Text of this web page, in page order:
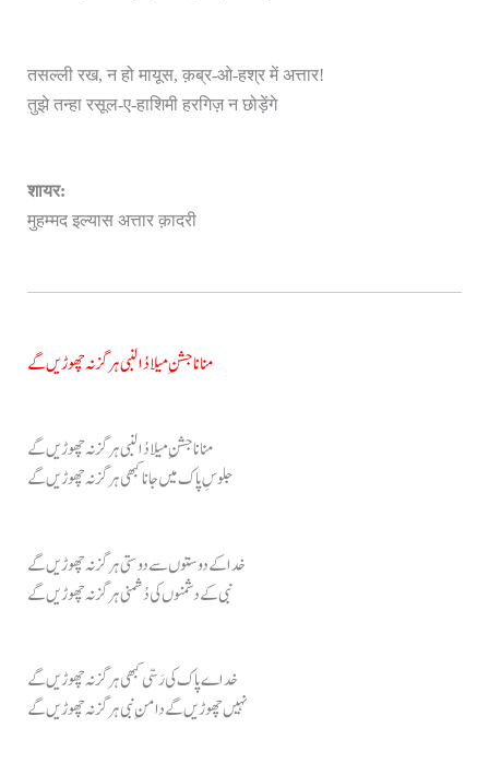
तसल्ली रख, न हो मायूस, क़ब्र-ओ-हश्र में अत्तार!
तुझे तन्हा रसूल-ए-हाशिमी हरगिज़ न छोड़ेंगे
शायर:
मुहम्मद इल्यास अत्तार क़ादरी
منانا جشنِ میلادُالنبی ہرگز نہ چھوڑیں گے
منانا جشنِ میلادُالنبی ہرگز نہ چھوڑیں گے
جلوسِ پاک میں جانا کبھی ہرگز نہ چھوڑیں گے
خدا کے دوستوں سے دوستی ہرگز نہ چھوڑیں گے
نبی کے دشمنوں کی دُشمنی ہرگز نہ چھوڑیں گے
خداے پاک کی رَسّی کبھی ہرگز نہ چھوڑیں گے
نہیں چھوڑیں گے دامنِ نبی ہرگز نہ چھوڑیں گے